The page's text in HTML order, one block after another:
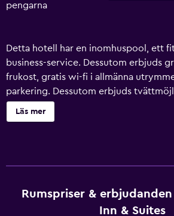
pengarna
Detta hotell har en inomhuspool, ett
business-service. Dessutom erbjuds
frukost, gratis wi-fi i allmänna
parkering. Dessutom erbjuds
runt-öppen reception och en dator.
Lexington - Hamburg I-75 erbjuder
toalettartiklar och hårtorkar. Detta
erbjuder gratis fast
Läs mer
Rumspriser &
Inn & Suites